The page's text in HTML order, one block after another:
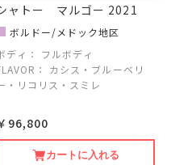
ャトー マルゴー 2021
ボルドー/メドック地区
ディ：
フルボディ
：
カシス・ブルーベリ
・リコリス・スミレ
96,800
カートに入れる